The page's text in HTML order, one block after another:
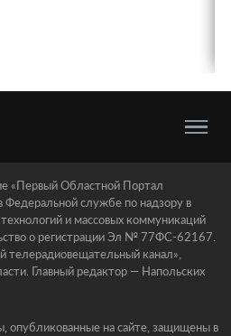
«Первый Областной Портал
Федеральной службе по надзору в
и массовых коммуникаций
о регистрации Эл № 77ФС-62167.
канал»,
Главный редактор — Напольских
опубликованные на сайте, защищены в